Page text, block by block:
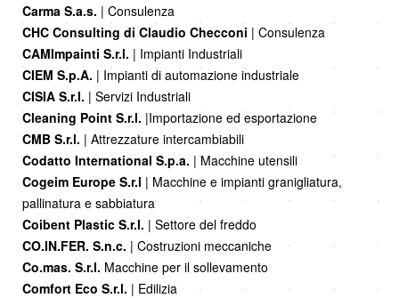
Carma S.a.s. | Consulenza
CHC Consulting di Claudio Checconi | Consulenza
CAMImpainti S.r.l. | Impianti Industriali
CIEM S.p.A. | Impianti di automazione industriale
CISIA S.r.l. | Servizi Industriali
Cleaning Point S.r.l. |Importazione ed esportazione
CMB S.r.l. | Attrezzature intercambiabili
Codatto International S.p.a. | Macchine utensili
Cogeim Europe S.r.l | Macchine e impianti granigliatura,
pallinatura e sabbiatura
Coibent Plastic S.r.l. | Settore del freddo
CO.IN.FER. S.n.c. | Costruzioni meccaniche
Co.mas. S.r.l. Macchine per il sollevamento
Comfort Eco S.r.l. | Edilizia